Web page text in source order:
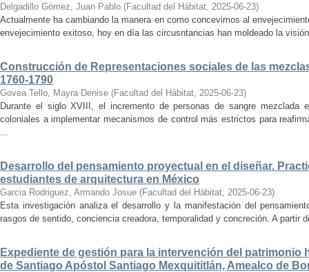
Delgadillo Gómez, Juan Pablo (Facultad del Hábitat, 2025-06-23)
Actualmente ha cambiando la manera en como concevimos al
envejecimiento exitoso, hoy en día las circusntancias han moldeado la
Construcción de Representaciones sociales de las
1760-1790
Govea Tello, Mayra Denise (Facultad del Hábitat, 2025-06-23)
Durante el siglo XVIII, el incremento de personas de sangre
coloniales a implementar mecanismos de control más estrictos para
...
Desarrollo del pensamiento proyectual en el diseñar.
estudiantes de arquitectura en México
Garcia Rodriguez, Armando Josue (Facultad del Hábitat, 2025-06-23)
Esta investigación analiza el desarrollo y la manifestación del
rasgos de sentido, conciencia creadora, temporalidad y concreción. A partir
Expediente de gestión para la intervención del patrimonio
de Santiago Apóstol Santiago Mexquititlán, Amealco de